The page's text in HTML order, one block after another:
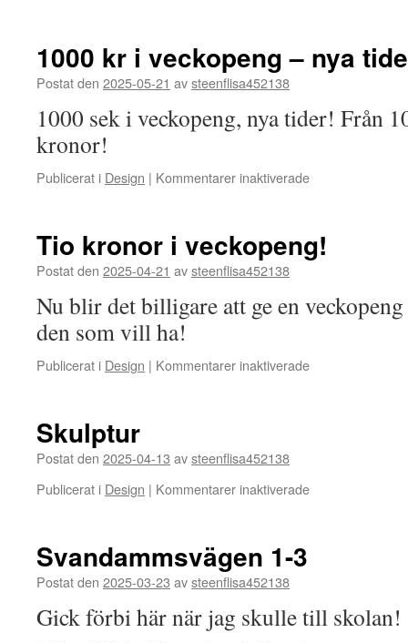
sedel
1000 kr i veckopeng – nya
Postat den 2025-05-21 avsteenflisa452138
1000 sek i veckopeng, nya tider! Från
kronor!
Publicerat i Design | Kommentarer inaktiveradeför
veckopeng
tider
Tio kronor i veckopeng!
Postat den 2025-04-21 avsteenflisa452138
Nu blir det billigare att ge en
den som vill ha!
Publicerat i Design | Kommentarer inaktiveradeför
Skulptur
Postat den 2025-04-13 avsteenflisa452138
Publicerat i Design | Kommentarer inaktiveradeför
Svandammsvägen 1-3
Postat den 2025-03-23 avsteenflisa452138
Gick förbi här när jag skulle till skolan!